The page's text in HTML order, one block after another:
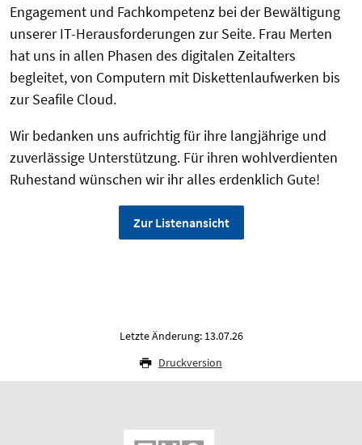
Engagement und Fachkompetenz bei der Bewältigung
unserer IT-Herausforderungen zur Seite. Frau Merten
hat uns in allen Phasen des digitalen Zeitalters
begleitet, von Computern mit Diskettenlaufwerken bis
zur Seafile Cloud.
Wir bedanken uns aufrichtig für ihre langjährige und
zuverlässige Unterstützung. Für ihren wohlverdienten
Ruhestand wünschen wir ihr alles erdenklich Gute!
Zur Listenansicht
Letzte Änderung: 13.07.26
Druckversion